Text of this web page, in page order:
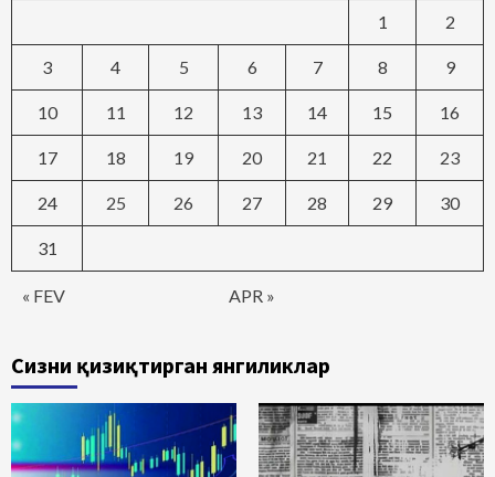
« FEV APR »
1 2
3 4 5 6 7 8 9
10 11 12 13 14 15 16
17 18 19 20 21 22 23
24 25 26 27 28 29 30
31
Сизни қизиқтирган янгиликлар